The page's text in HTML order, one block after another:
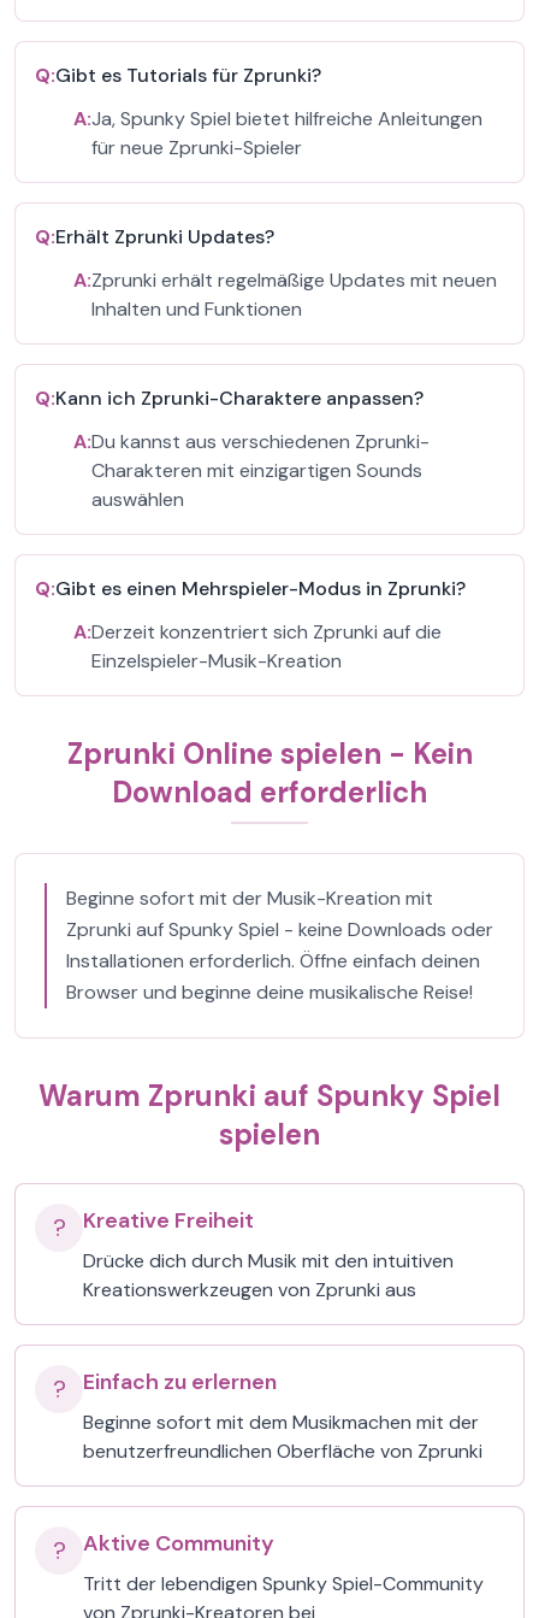
Q:Gibt es Tutorials für Zprunki?
A:Ja, Spunky Spiel bietet hilfreiche Anleitungen
für neue Zprunki-Spieler
Q:Erhält Zprunki Updates?
A:Zprunki erhält regelmäßige Updates mit neuen
Inhalten und Funktionen
Q:Kann ich Zprunki-Charaktere anpassen?
A:Du kannst aus verschiedenen Zprunki-
Charakteren mit einzigartigen Sounds
auswählen
Q:Gibt es einen Mehrspieler-Modus in Zprunki?
A:Derzeit konzentriert sich Zprunki auf die
Einzelspieler-Musik-Kreation
Zprunki Online spielen - Kein
Download erforderlich
Beginne sofort mit der Musik-Kreation mit
Zprunki auf Spunky Spiel - keine Downloads oder
Installationen erforderlich. Öffne einfach deinen
Browser und beginne deine musikalische Reise!
Warum Zprunki auf Spunky Spiel
spielen
? Kreative Freiheit
Drücke dich durch Musik mit den intuitiven
Kreationswerkzeugen von Zprunki aus
? Einfach zu erlernen
Beginne sofort mit dem Musikmachen mit der
benutzerfreundlichen Oberfläche von Zprunki
? Aktive Community
Tritt der lebendigen Spunky Spiel-Community
von Zprunki-Kreatoren bei